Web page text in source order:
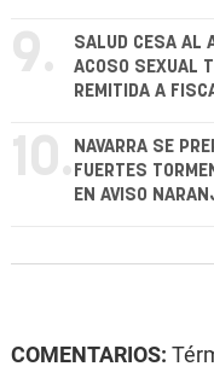
9.
SALUD CESA AL
ACOSO SEXUAL
REMITIDA A
10. NAVARRA SE
FUERTES
EN AVISO
COMENTARIOS: